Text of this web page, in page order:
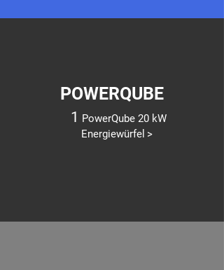
POWERQUBE
1 PowerQube 20 kW
Energiewürfel >